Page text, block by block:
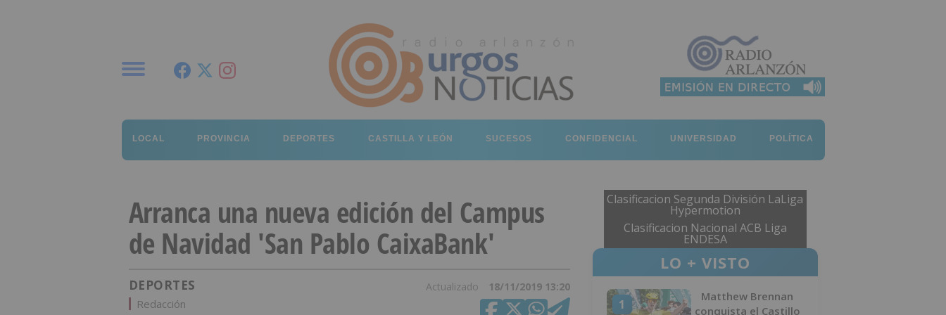
LOCAL PROVINCIA DEPORTES CASTILLA Y LEÓN SUCESOS CONFIDENCIAL UNIVERSIDAD POLÍTICA
Arranca una nueva edición del Campus
de Navidad 'San Pablo CaixaBank'
DEPORTES Actualizado 18/11/2019 13:20
Redacción
Clasificacion Segunda División LaLiga
Hypermotion
Clasificacion Nacional ACB Liga
ENDESA
LO + VISTO
1
Matthew Brennan
conquista el Castillo